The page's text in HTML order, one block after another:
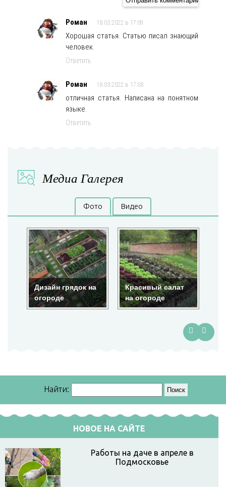
Роман 18.03.2022 в 17:09
Хорошая статья. Статью писал знающий
человек.
Ответить
Роман 18.03.2022 в 17:08
отличная статья. Написана на понятном
языке.
Ответить
Медиа Галерея
Фото Видео
Дизайн грядок на
огороде
Красивый салат
на огороде
Найти:
НОВОЕ НА САЙТЕ
Работы на даче в апреле в
Подмосковье